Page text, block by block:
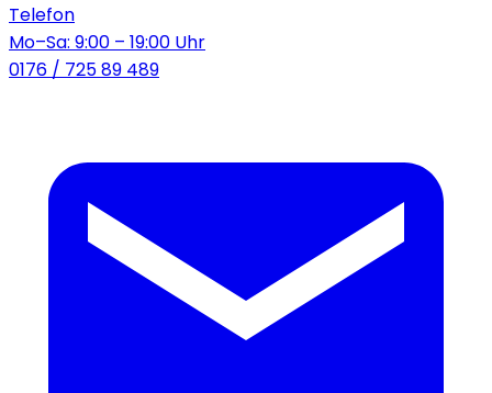
Telefon
Mo–Sa: 9:00 – 19:00 Uhr
0176 / 725 89 489